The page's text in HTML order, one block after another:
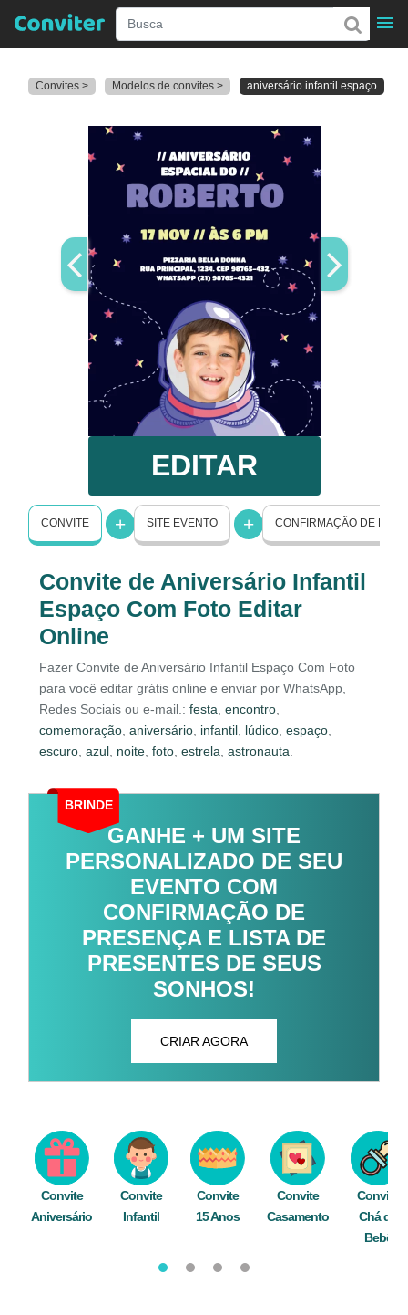
Convites > Modelos de convites > aniversário infantil espaço
EDITAR
CONVITE SITE EVENTO CONFIRMAÇÃO DE
Convite de Aniversário Infantil
Espaço Com Foto Editar
Online
Fazer Convite de Aniversário Infantil Espaço Com Foto
para você editar grátis online e enviar por WhatsApp,
Redes Sociais ou e-mail.: festa encontro
comemoração aniversário infantil lúdico espaço
escuro azul noite foto estrela astronauta
BRINDE
GANHE + UM SITE
PERSONALIZADO DE SEU
EVENTO COM
CONFIRMAÇÃO DE
PRESENÇA E LISTA DE
PRESENTES DE SEUS
SONHOS!
CRIAR AGORA
Convite
Aniversário
Convite
Infantil
Convite
15 Anos
Convite
Casamento
Convite
Chá de
Bebê